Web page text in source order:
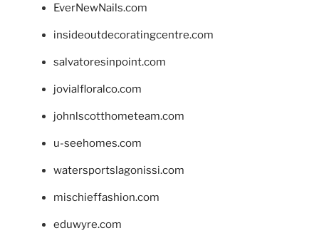
EverNewNails.com
insideoutdecoratingcentre.com
salvatoresinpoint.com
jovialfloralco.com
johnlscotthometeam.com
u-seehomes.com
watersportslagonissi.com
mischieffashion.com
eduwyre.com